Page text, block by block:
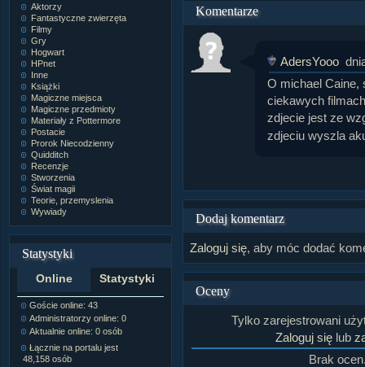
Aktorzy
Fantastyczne zwierzęta
Filmy
Gry
Hogwart
HPnet
Inne
Książki
Magiczne miejsca
Magiczne przedmioty
Materiały z Pottermore
Postacie
Prorok Niecodzienny
Quidditch
Recenzje
Stworzenia
Świat magii
Teorie, przemyslenia
Wywiady
Statystyki
Online Statystyki
Goście online: 43
Administratorzy online: 0
Aktualnie online: 0 osób
Łącznie na portalu jest
48,158 osób
Dodanych newsów:10,564
Komentarze
AdersYooo
O michael Caine,
ciekawych
zdjecie jest ze
zdjeciu wyszla
Dodaj komentarz
Zaloguj się, aby móc dodać
Oceny
Tylko zarejestrowani
Zaloguj się lub
Brak